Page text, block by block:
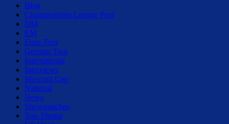
Blog
Championship League Pool
DM
EM
Euro-Tour
German Tour
International
Interviews
Mosconi Cup
National
News
Showmatches
Top-Thema